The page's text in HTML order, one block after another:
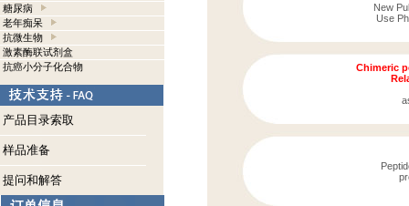
糖尿病
老年痴呆
抗微生物
激素酶联试剂盒
抗癌小分子化合物
产品目录索取
样品准备
提问和解答
New
Use
Chimeric